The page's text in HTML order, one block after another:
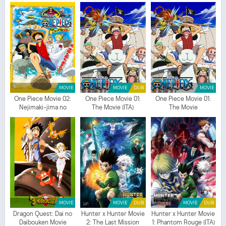
Streaming Episodio1ITA - Dragon Ball Movie 01: Shen Long no Densetsu Download
Episodio1SUB ITA - Dragon Ball Movie 01: Shen Long no Densetsu Download
Episodio1ITA
MOVIE
One Piece Movie 02:
Nejimaki-jima no
Daibouken
DUB
MOVIE
One Piece Movie 01:
The Movie (ITA)
MOVIE
One Piece Movie 01:
The Movie
MOVIE
Dragon Quest: Dai no
Daibouken Movie
DUB
MOVIE
Hunter x Hunter Movie
2: The Last Mission
DUB
MOVIE
Hunter x Hunter Movie
1: Phantom Rouge (ITA)